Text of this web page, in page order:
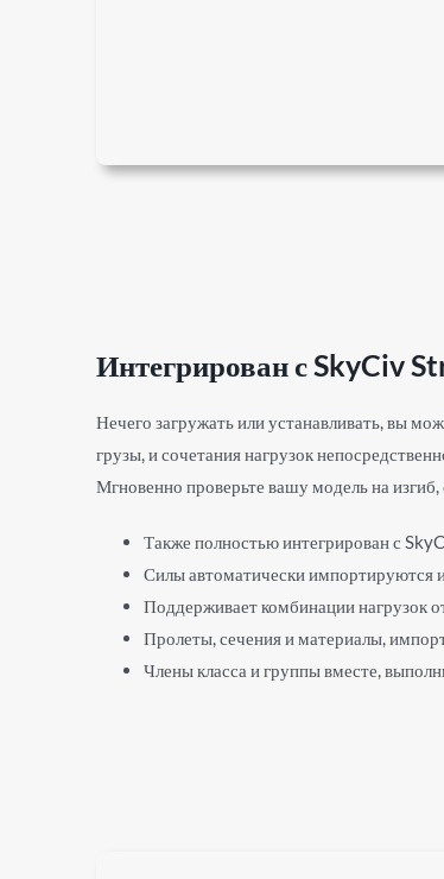
Интегрирован с SkyCiv
Нечего загружать или устанавливать, вы
грузы, и сочетания нагрузок
Мгновенно проверьте вашу модель на изгиб,
Также полностью интегрирован с
Силы автоматически импортируются
Поддерживает комбинации нагрузок
Пролеты, сечения и материалы,
Члены класса и группы вместе,